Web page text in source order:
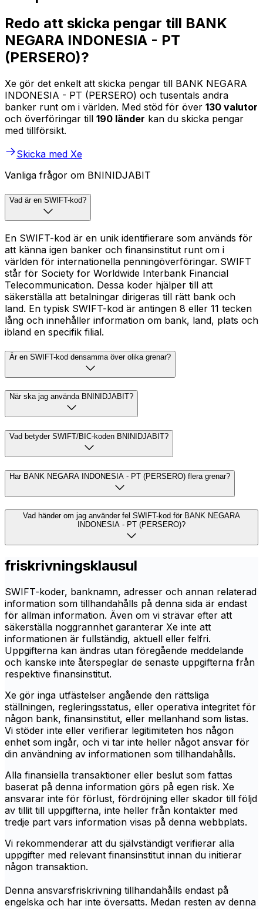
Redo att skicka pengar till BANK
NEGARA INDONESIA - PT
(PERSERO)?
Xe gör det enkelt att skicka pengar till BANK NEGARA
INDONESIA - PT (PERSERO) och tusentals andra
banker runt om i världen. Med stöd för över 130 valutor
och överföringar till 190 länder kan du skicka pengar
med tillförsikt.
Skicka med Xe
Vanliga frågor om BNINIDJABIT
Vad är en SWIFT-kod?
En SWIFT-kod är en unik identifierare som används för
att känna igen banker och finansinstitut runt om i
världen för internationella penningöverföringar. SWIFT
står för Society for Worldwide Interbank Financial
Telecommunication. Dessa koder hjälper till att
säkerställa att betalningar dirigeras till rätt bank och
land. En typisk SWIFT-kod är antingen 8 eller 11 tecken
lång och innehåller information om bank, land, plats och
ibland en specifik filial.
Är en SWIFT-kod densamma över olika grenar?
När ska jag använda BNINIDJABIT?
Vad betyder SWIFT/BIC-koden BNINIDJABIT?
Har BANK NEGARA INDONESIA - PT (PERSERO) flera grenar?
Vad händer om jag använder fel SWIFT-kod för BANK NEGARA
INDONESIA - PT (PERSERO)?
friskrivningsklausul
SWIFT-koder, banknamn, adresser och annan relaterad
information som tillhandahålls på denna sida är endast
för allmän information. Även om vi strävar efter att
säkerställa noggrannhet garanterar Xe inte att
informationen är fullständig, aktuell eller felfri.
Uppgifterna kan ändras utan föregående meddelande
och kanske inte återspeglar de senaste uppgifterna från
respektive finansinstitut.
Xe gör inga utfästelser angående den rättsliga
ställningen, regleringsstatus, eller operativa integritet för
någon bank, finansinstitut, eller mellanhand som listas.
Vi stöder inte eller verifierar legitimiteten hos någon
enhet som ingår, och vi tar inte heller något ansvar för
din användning av informationen som tillhandahålls.
Alla finansiella transaktioner eller beslut som fattas
baserat på denna information görs på egen risk. Xe
ansvarar inte för förlust, fördröjning eller skador till följd
av tillit till uppgifterna, inte heller från kontakter med
tredje part vars information visas på denna webbplats.
Vi rekommenderar att du självständigt verifierar alla
uppgifter med relevant finansinstitut innan du initierar
någon transaktion.
Denna ansvarsfriskrivning tillhandahålls endast på
engelska och har inte översatts. Medan resten av denna